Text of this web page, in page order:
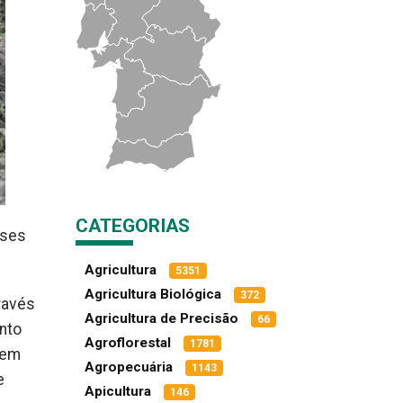
CATEGORIAS
Agricultura 5351
Agricultura Biológica 372
Agricultura de Precisão 66
Agroflorestal 1781
Agropecuária 1143
Apicultura 146